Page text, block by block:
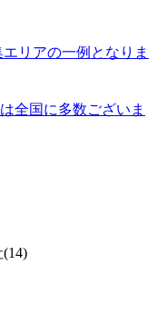
リアの一例となりま
全国に多数ございま